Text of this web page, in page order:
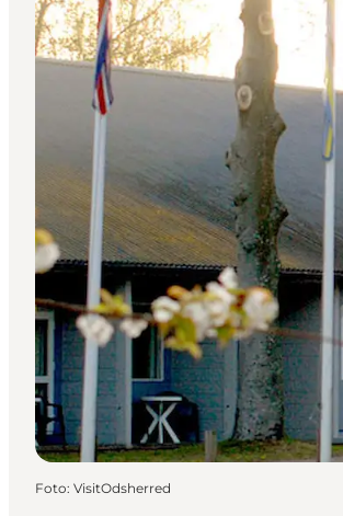
Foto: VisitOdsherred